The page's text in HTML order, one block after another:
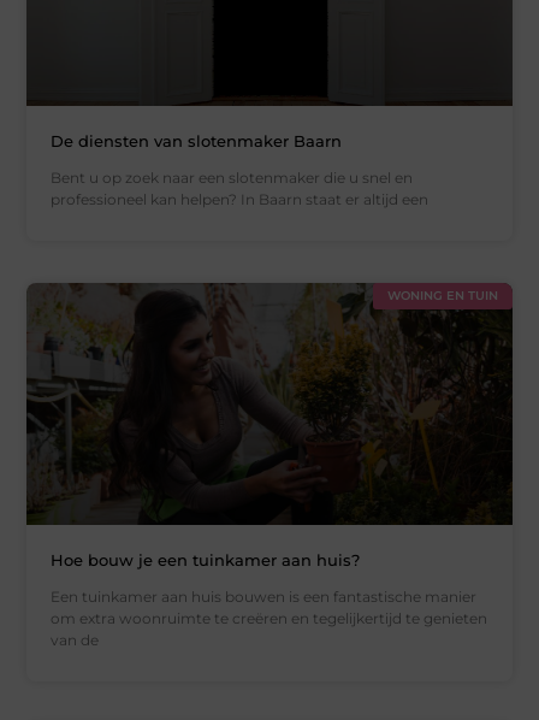
De diensten van slotenmaker Baarn
Bent u op zoek naar een slotenmaker die u snel en
professioneel kan helpen? In Baarn staat er altijd een
WONING EN TUIN
Hoe bouw je een tuinkamer aan huis?
Een tuinkamer aan huis bouwen is een fantastische manier
om extra woonruimte te creëren en tegelijkertijd te genieten
van de